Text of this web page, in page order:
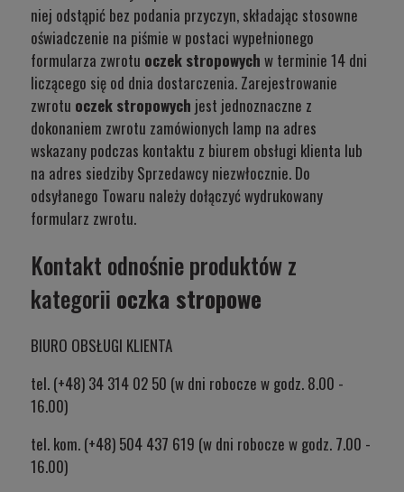
niej odstąpić bez podania przyczyn, składając stosowne
oświadczenie na piśmie w postaci wypełnionego
formularza zwrotu oczek stropowych w terminie 14 dni
liczącego się od dnia dostarczenia. Zarejestrowanie
zwrotu oczek stropowych jest jednoznaczne z
dokonaniem zwrotu zamówionych lamp na adres
wskazany podczas kontaktu z biurem obsługi klienta lub
na adres siedziby Sprzedawcy niezwłocznie. Do
odsyłanego Towaru należy dołączyć wydrukowany
formularz zwrotu.
Kontakt odnośnie produktów z
kategorii oczka stropowe
BIURO OBSŁUGI KLIENTA
tel. (+48) 34 314 02 50 (w dni robocze w godz. 8.00 -
16.00)
tel. kom. (+48) 504 437 619 (w dni robocze w godz. 7.00 -
16.00)